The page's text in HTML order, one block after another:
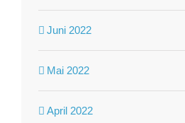
Juni 2022
Mai 2022
April 2022